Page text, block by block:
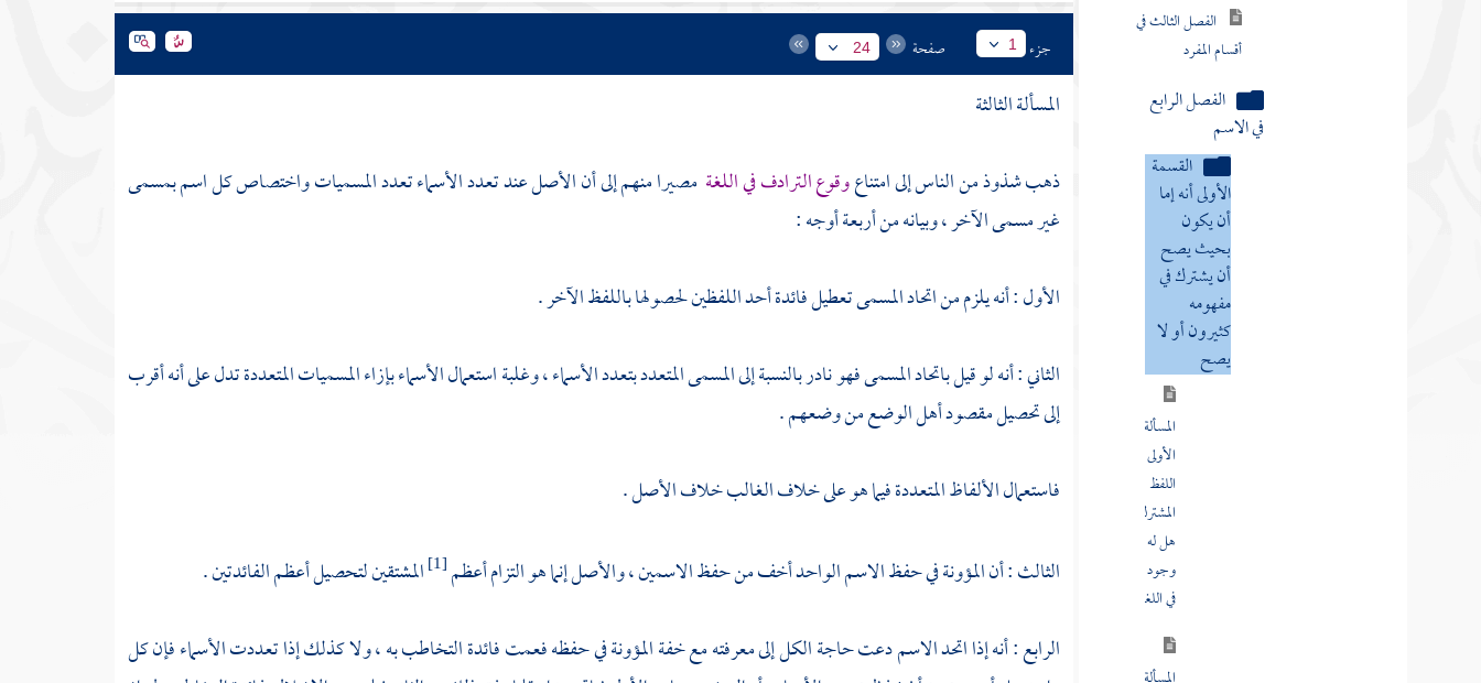
أقسام المفرد
في الاسم
الأولى أنه إما
أن يكون
بحيث يصح
أن يشترك في
مفهومه
كثيرون أو لا
يصح
المسألة
الأولى
اللفظ
المشترك
هل له
وجود
في اللغة
المسألة
جزء 1 صفحة 24
المسألة الثالثة
ذهب شذوذ من الناس إلى امتناعوقوع الترادف في اللغة مصيرا منهم إلى أن الأصل عند تعدد الأسماء تعدد المسميات واختصاص كل اسم بمسمى
غير مسمى الآخر ، وبيانه من أربعة أوجه :
الأول : أنه يلزم من اتحاد المسمى تعطيل فائدة أحد اللفظين لحصولها باللفظ الآخر .
الثاني : أنه لو قيل باتحاد المسمى فهو نادر بالنسبة إلى المسمى المتعدد بتعدد الأسماء ، وغلبة استعمال الأسماء بإزاء المسميات المتعددة تدل على أنه أقرب
إلى تحصيل مقصود أهل الوضع من وضعهم .
فاستعمال الألفاظ المتعددة فيما هو على خلاف الغالب خلاف الأصل .
الثالث : أن المؤونة في حفظ الاسم الواحد أخف من حفظ الاسمين ، والأصل إنما هو التزام أعظم [1]
المشتقين لتحصيل أعظم الفائدتين .
الرابع : أنه إذا اتحد الاسم دعت حاجة الكل إلى معرفته مع خفة المؤونة في حفظه فعمت فائدة التخاطب به ، ولا كذلك إذا تعددت الأسماء فإن كل